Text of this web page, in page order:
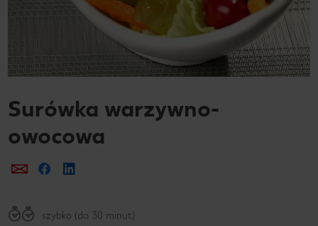
Surówka warzywno-
owocowa
Prześlij e-mailem
Udostępnij na Facebooku
szybko (do 30 minut)